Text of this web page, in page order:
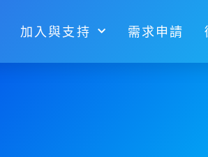
加入與支持 需求申請